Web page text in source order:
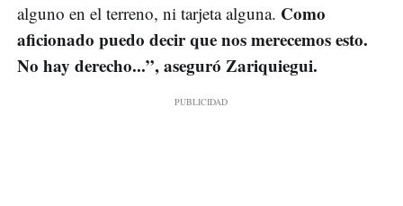
alguno en el terreno, ni tarjeta alguna. Como
aficionado puedo decir que nos merecemos esto.
No hay derecho...”, aseguró Zariquiegui.